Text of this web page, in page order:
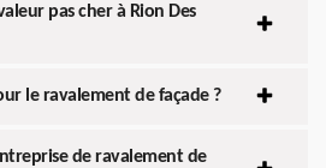
pas cher à Rion Des
le ravalement de façade ?
de ravalement de